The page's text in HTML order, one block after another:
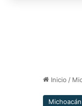
Inicio /
Michoacán